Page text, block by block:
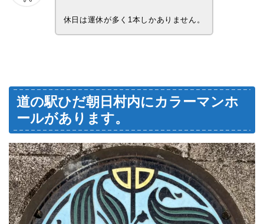
休日は運休が多く1本しかありません。
道の駅ひだ朝日村内にカラーマンホ
ールがあります。